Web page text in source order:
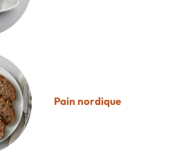
Pain nordique